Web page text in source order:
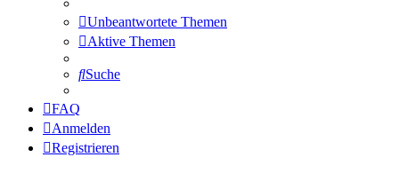
Unbeantwortete Themen
Aktive Themen
Suche
FAQ
Anmelden
Registrieren